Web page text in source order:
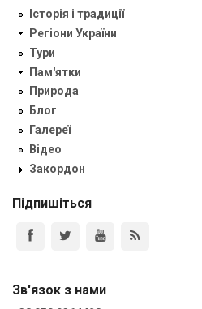
Історія і традиції
Регіони України
Тури
Пам'ятки
Природа
Блог
Галереї
Відео
Закордон
Підпишіться
Зв'язок з нами